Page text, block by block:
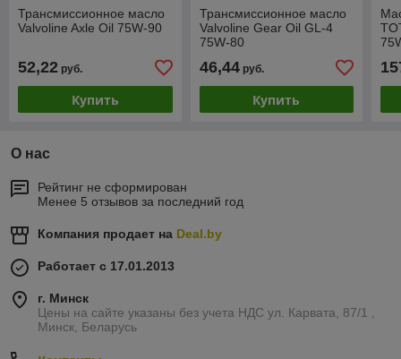
Трансмиссионное масло
Valvoline Axle Oil 75W-90
52,22 руб.
Купить
Трансмиссионное масло
Valvoline Gear Oil GL-4
75W-80
46,44руб.
Купить
О нас
Рейтинг не сформирован
Менее 5 отзывов за последний год
Компания продает на Deal.by
Работает с 17.01.2013
г. Минск
Цены на сайте указаны без учета НДС ул. Карвата, 87/1 ,
Минск, Беларусь